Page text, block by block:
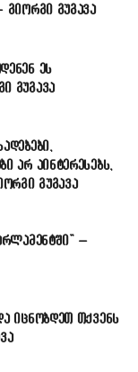
გიორგი გუგავა
ეს
გუგავა
არ აინტერესებს,
გუგავა
–
იცნობდეთ თქვენს